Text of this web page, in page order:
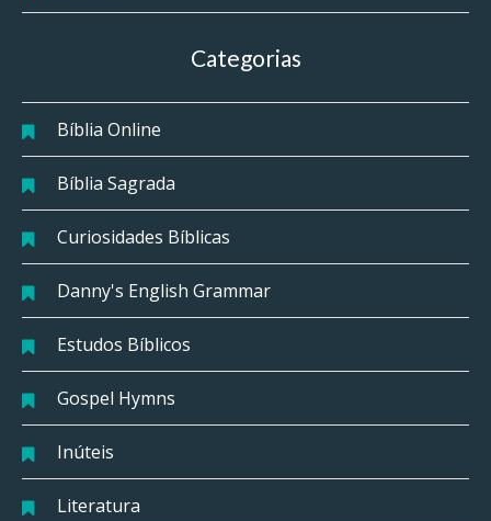
Categorias
Bíblia Online
Bíblia Sagrada
Curiosidades Bíblicas
Danny's English Grammar
Estudos Bíblicos
Gospel Hymns
Inúteis
Literatura